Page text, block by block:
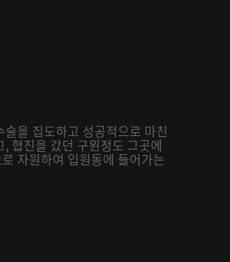
을 집도하고 성공적으로 마친
협진을 갔던 구윈정도 그곳에
자원하여 입원동에 들어가는